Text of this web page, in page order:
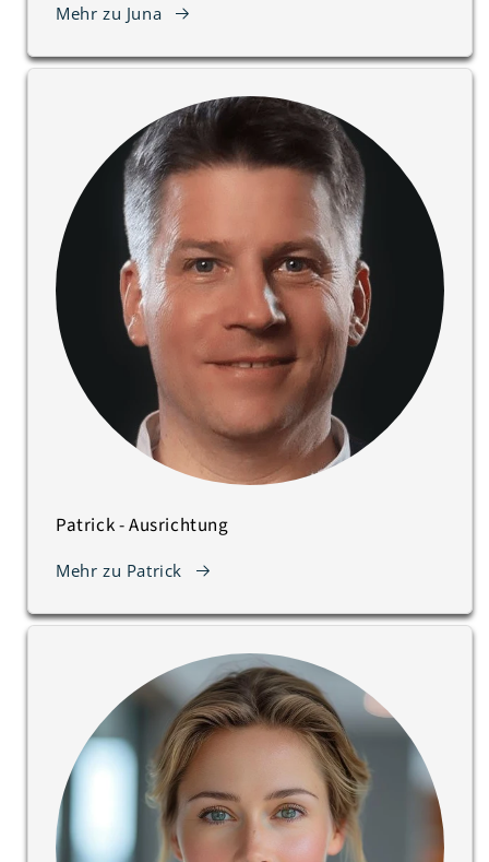
Mehr zu Juna
Patrick - Ausrichtung
Mehr zu Patrick